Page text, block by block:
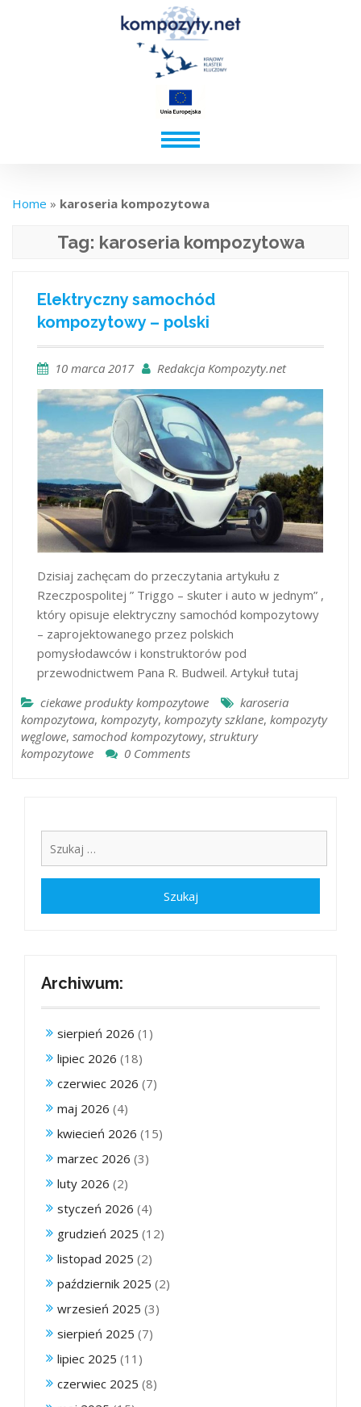
Home » karoseria kompozytowa
Tag: karoseria kompozytowa
Elektryczny samochód
kompozytowy – polski
10 marca 2017 Redakcja Kompozyty.net
Dzisiaj zachęcam do przeczytania artykułu z
Rzeczpospolitej ” Triggo – skuter i auto w jednym” ,
który opisuje elektryczny samochód kompozytowy
– zaprojektowanego przez polskich
pomysłodawców i konstruktorów pod
przewodnictwem Pana R. Budweil. Artykuł tutaj
ciekawe produkty kompozytowe
karoseria
kompozytowa, kompozyty, kompozyty szklane, kompozyty
węglowe, samochod kompozytowy, struktury
kompozytowe
0 Comments
Archiwum:
sierpień 2026 (1)
lipiec 2026 (18)
czerwiec 2026 (7)
maj 2026 (4)
kwiecień 2026 (15)
marzec 2026 (3)
luty 2026 (2)
styczeń 2026 (4)
grudzień 2025 (12)
listopad 2025 (2)
październik 2025 (2)
wrzesień 2025 (3)
sierpień 2025 (7)
lipiec 2025 (11)
czerwiec 2025 (8)